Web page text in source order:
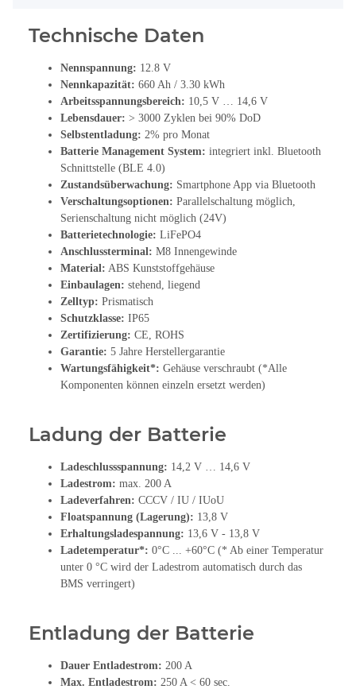
Technische Daten
Nennspannung: 12.8 V
Nennkapazität: 660 Ah / 3.30 kWh
Arbeitsspannungsbereich: 10,5 V … 14,6 V
Lebensdauer: > 3000 Zyklen bei 90% DoD
Selbstentladung: 2% pro Monat
Batterie Management System: integriert inkl. Bluetooth
Schnittstelle (BLE 4.0)
Zustandsüberwachung: Smartphone App via Bluetooth
Verschaltungsoptionen: Parallelschaltung möglich,
Serienschaltung nicht möglich (24V)
Batterietechnologie: LiFePO4
Anschlussterminal: M8 Innengewinde
Material: ABS Kunststoffgehäuse
Einbaulagen: stehend, liegend
Zelltyp: Prismatisch
Schutzklasse: IP65
Zertifizierung: CE, ROHS
Garantie: 5 Jahre Herstellergarantie
Wartungsfähigkeit*: Gehäuse verschraubt (*Alle
Komponenten können einzeln ersetzt werden)
Ladung der Batterie
Ladeschlussspannung: 14,2 V … 14,6 V
Ladestrom: max. 200 A
Ladeverfahren: CCCV / IU / IUoU
Floatspannung (Lagerung): 13,8 V
Erhaltungsladespannung: 13,6 V - 13,8 V
Ladetemperatur*: 0°C ... +60°C (* Ab einer Temperatur
unter 0 °C wird der Ladestrom automatisch durch das
BMS verringert)
Entladung der Batterie
Dauer Entladestrom: 200 A
Max. Entladestrom: 250 A < 60 sec.